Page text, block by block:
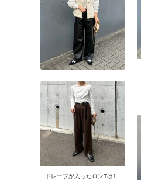
す。加えて服装も意識しま
しょう。来場者がクリエー
ターのような雰囲気の人が
多そうなら、ややきれいめ
が◎。ブラックコーデにメ
タリックゴールドのミニシ
ョルダーバッグを合わせれ
ばアクセントになります
ドレープが入ったロンTは1